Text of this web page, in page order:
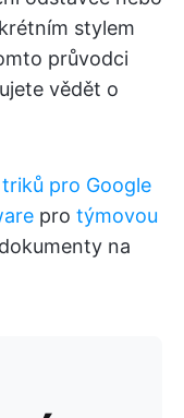
stylem
průvodci
vědět o
pro Google
pro týmovou
na